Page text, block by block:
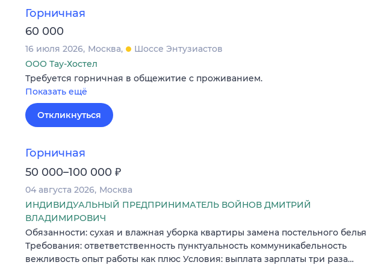
Горничная
60 000
16 июля 2026 Москва
Шоссе Энтузиастов
ООО Тау-Хостел
Требуется горничная в общежитие с проживанием.
Показать ещё
Откликнуться
Горничная
50 000–100 000 ₽
04 августа 2026 Москва
ИНДИВИДУАЛЬНЫЙ ПРЕДПРИНИМАТЕЛЬ ВОЙНОВ ДМИТРИЙ
ВЛАДИМИРОВИЧ
Обязанности: сухая и влажная уборка квартиры замена постельного белья
Требования: ответветственность пунктуальность коммуникабельность
вежливость опыт работы как плюс Условия: выплата зарплаты три раза…